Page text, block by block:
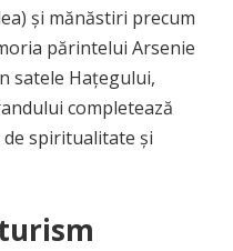
și mănăstiri precum
părintelui Arsenie
satele Hațegului,
completează
spiritualitate și